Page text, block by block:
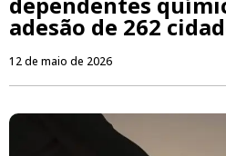
adesão de 262
12 de maio de 2026